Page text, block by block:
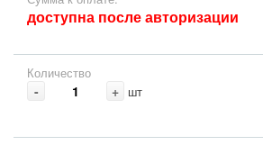
доступна после авторизации
Количество
- + шт